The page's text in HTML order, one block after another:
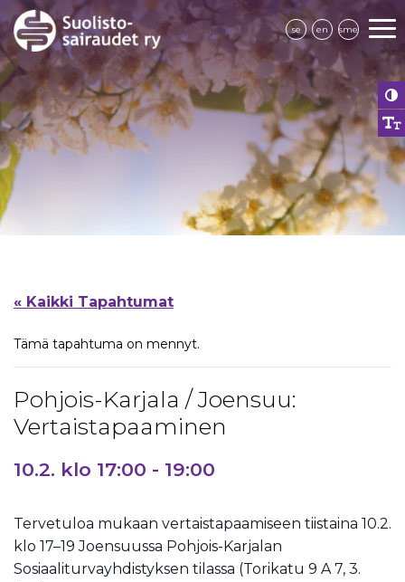
se en sme
« Kaikki Tapahtumat
Tämä tapahtuma on mennyt.
Pohjois-Karjala / Joensuu:
Vertaistapaaminen
10.2. klo 17:00 - 19:00
Tervetuloa mukaan vertaistapaamiseen tiistaina 10.2.
klo 17–19 Joensuussa Pohjois-Karjalan
Sosiaaliturvayhdistyksen tilassa (Torikatu 9 A 7, 3.